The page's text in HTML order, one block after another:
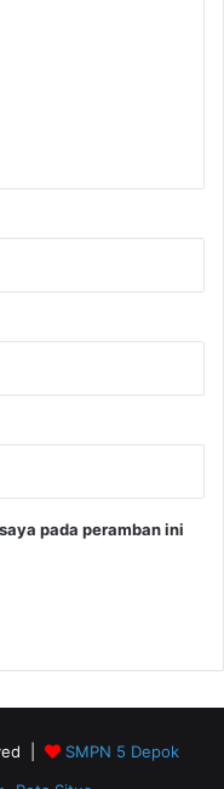
pada peramban ini
|
SMPN 5 Depok